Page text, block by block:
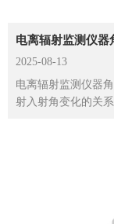
电离辐射监测仪器
2025-08-13
电离辐射监测仪器
射入射角变化的关